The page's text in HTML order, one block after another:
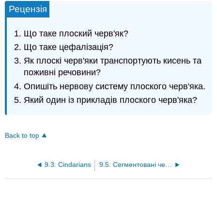
Рецензія
Що таке плоский черв'як?
Що таке цефалізація?
Як плоскі черв'яки транспортують кисень та
поживні речовини?
Опишіть нервову систему плоского черв'яка.
Який один із прикладів плоского черв'яка?
Back to top
9.3: Cindarians 9.5: Сегментовані черв'яки